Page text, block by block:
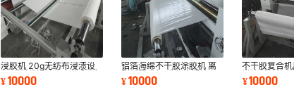
浸胶机 20g无纺布浸渍设
备 碳纤维浸渍生产线 玻纤
布浸润机械
¥10000
铝箔海绵不干胶涂胶机 离
型纸覆膜机 毛毡橡塑棉离
型膜复合机
¥10000
不干胶复合
类等材料的
胶贴离型纸机
¥10000